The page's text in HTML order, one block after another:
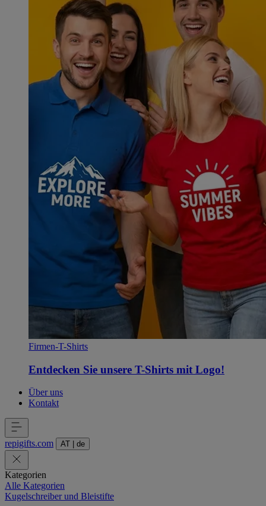
Firmen-T-Shirts
Entdecken Sie unsere T-Shirts mit Logo!
Über uns
Kontakt
repigifts.com AT de
Kategorien
Alle Kategorien
Kugelschreiber und Bleistifte